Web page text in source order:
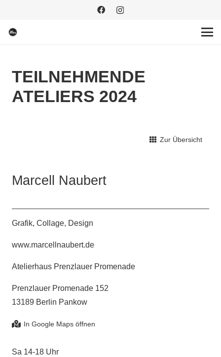
TEILNEHMENDE
ATELIERS 2024
Zur Übersicht
Marcell Naubert
Grafik, Collage, Design
www.marcellnaubert.de
Atelierhaus Prenzlauer Promenade
Prenzlauer Promenade 152
13189 Berlin Pankow
Sa 14-18 Uhr